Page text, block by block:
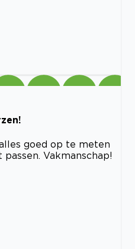
goed op te meten
Vakmanschap!